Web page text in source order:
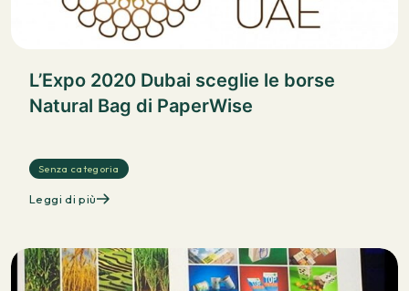
L’Expo 2020 Dubai sceglie le borse
Natural Bag di PaperWise
Senza categoria
Leggi di più